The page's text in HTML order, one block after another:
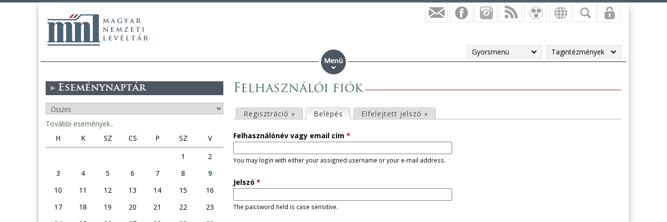
Gyorsmenü Tagintézmények
Felhasználói fiók
l
s
ő
d
Regisztráció » Belépés (aktív fül)Elfelejtett jelszó »
Felhasználónév vagy email cím *
You may login with either your assigned username or your e-mail address.
Jelszó *
The password field is case sensitive.
Eseménynaptár
További események..
H
K SZ CS P SZ
V
1
2
3
4 5 6 7 8
9
10
11 12 13 14 15
16
17
18 19 20 21 22
23